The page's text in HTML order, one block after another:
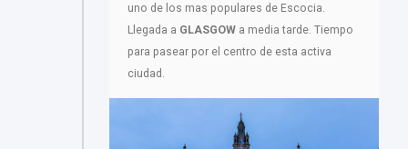
uno de los mas populares de Escocia.
Llegada a GLASGOW a media tarde. Tiempo
para pasear por el centro de esta activa
ciudad.